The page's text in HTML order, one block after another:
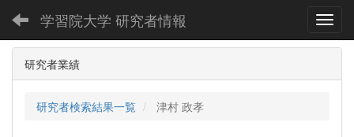
学習院大学 研究者情報
研究者業績
研究者検索結果一覧 津村 政孝